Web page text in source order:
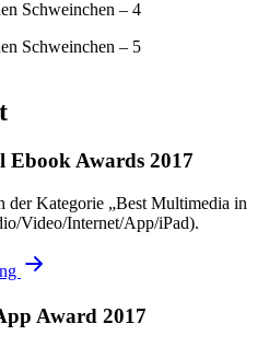
Ebook Awards 2017
der Kategorie „Best Multimedia in
Video/Internet/App/iPad).
Award 2017